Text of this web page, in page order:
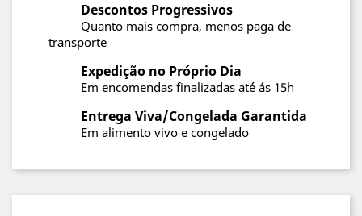
Descontos Progressivos
Quanto mais compra, menos paga de
transporte
Expedição no Próprio Dia
Em encomendas finalizadas até ás 15h
Entrega Viva/Congelada Garantida
Em alimento vivo e congelado